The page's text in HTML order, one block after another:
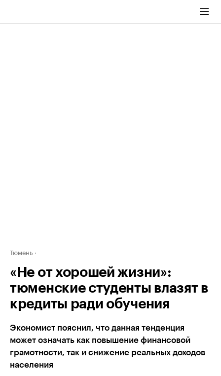
Тюмень
«Не от хорошей жизни»:
тюменские студенты влазят в
кредиты ради обучения
Экономист пояснил, что данная тенденция
может означать как повышение финансовой
грамотности, так и снижение реальных доходов
населения